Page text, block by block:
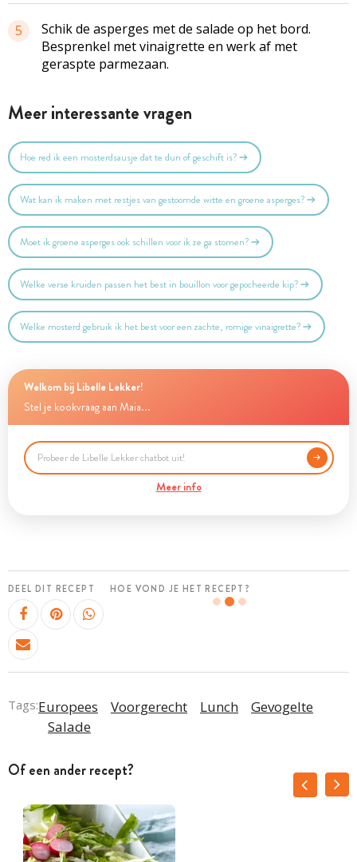
5
Schik de asperges met de salade op het bord.
Besprenkel met vinaigrette en werk af met
geraspte parmezaan.
Meer interessante vragen
Hoe red ik een mosterdsausje dat te dun of geschift is?
Wat kan ik maken met restjes van gestoomde witte en groene asperges?
Moet ik groene asperges ook schillen voor ik ze ga stomen?
Welke verse kruiden passen het best in bouillon voor gepocheerde kip?
Welke mosterd gebruik ik het best voor een zachte, romige vinaigrette?
Welkom bij Libelle Lekker!
Stel je kookvraag aan Maia...
Meer info
DEEL DIT RECEPT HOE VOND JE HET RECEPT?
Tags:Europees Voorgerecht Lunch
Gevogelte
Salade
Of een ander recept?